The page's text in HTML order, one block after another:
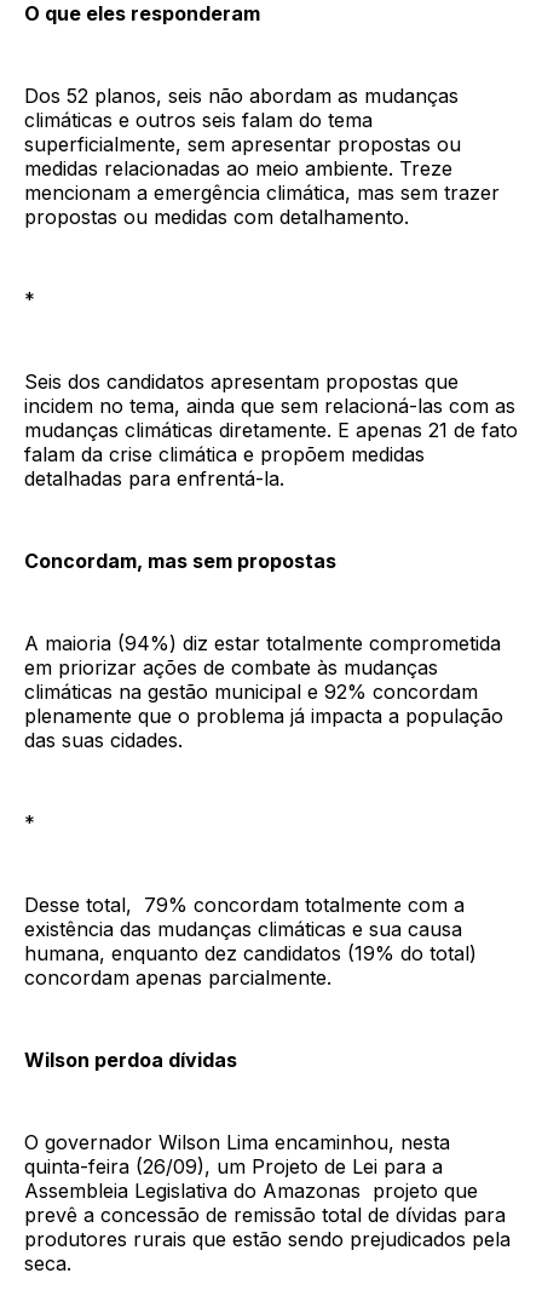
O que eles responderam
Dos 52 planos, seis não abordam as mudanças
climáticas e outros seis falam do tema
superficialmente, sem apresentar propostas ou
medidas relacionadas ao meio ambiente. Treze
mencionam a emergência climática, mas sem trazer
propostas ou medidas com detalhamento.
*
Seis dos candidatos apresentam propostas que
incidem no tema, ainda que sem relacioná-las com as
mudanças climáticas diretamente. E apenas 21 de fato
falam da crise climática e propõem medidas
detalhadas para enfrentá-la.
Concordam, mas sem propostas
A maioria (94%) diz estar totalmente comprometida
em priorizar ações de combate às mudanças
climáticas na gestão municipal e 92% concordam
plenamente que o problema já impacta a população
das suas cidades.
*
Desse total, 79% concordam totalmente com a
existência das mudanças climáticas e sua causa
humana, enquanto dez candidatos (19% do total)
concordam apenas parcialmente.
Wilson perdoa dívidas
O governador Wilson Lima encaminhou, nesta
quinta-feira (26/09), um Projeto de Lei para a
Assembleia Legislativa do Amazonas projeto que
prevê a concessão de remissão total de dívidas para
produtores rurais que estão sendo prejudicados pela
seca.